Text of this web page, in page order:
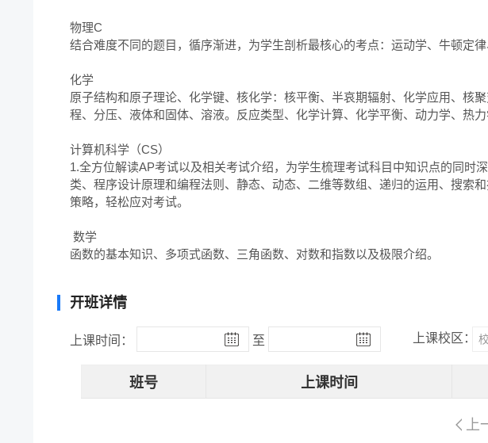
物理C
结合难度不同的题目，循序渐进，为学生剖析最核心的考点：运动学、牛顿定
化学
原子结构和原子理论、化学键、核化学：核平衡、半哀期辐射、化学应用、核
程、分压、液体和固体、溶液。反应类型、化学计算、化学平衡、动力学、热
计算机科学（CS）
1.全方位解读AP考试以及相关考试介绍，为学生梳理考试科目中知识点的同
类、程序设计原理和编程法则、静态、动态、二维等数组、递归的运用、搜索
策略，轻松应对考试。
函数的基本知识、多项式函数、三角函数、对数和指数以及极限介绍。
开班详情
上课时间： 至 上课校区：
班号 上课时间
上